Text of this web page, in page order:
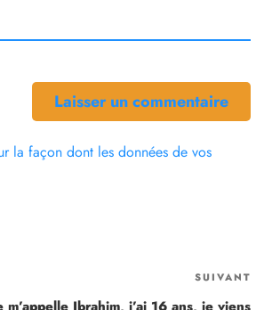
la façon dont les données de vos
SUIVANT